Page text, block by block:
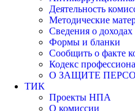
Деятельность
Методические
Сведения о доходах
Формы и бланки
Сообщить о факте
Кодекс
О ЗАЩИТЕ
ТИК
Проекты НПА
О комиссии